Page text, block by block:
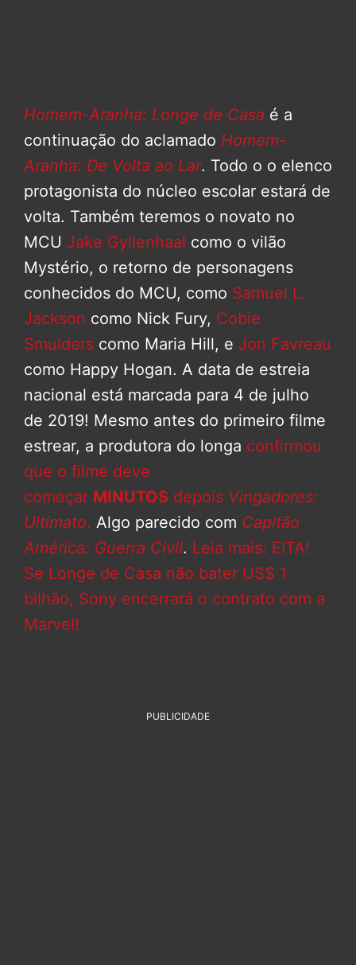
Homem-Aranha: Longe de Casa é a
continuação do aclamado Homem-
Aranha: De Volta ao Lar. Todo o o elenco
protagonista do núcleo escolar estará de
volta. Também teremos o novato no
MCU Jake Gyllenhaal como o vilão
Mystério, o retorno de personagens
conhecidos do MCU, como Samuel L.
Jackson como Nick Fury, Cobie
Smulders como Maria Hill, e Jon Favreau
como Happy Hogan. A data de estreia
nacional está marcada para 4 de julho
de 2019! Mesmo antes do primeiro filme
estrear, a produtora do longa confirmou
que o filme deve
começar MINUTOS depois Vingadores:
Ultimato. Algo parecido com Capitão
América: Guerra Civil. Leia mais: EITA!
Se Longe de Casa não bater US$ 1
bilhão, Sony encerrará o contrato com a
Marvel!
PUBLICIDADE